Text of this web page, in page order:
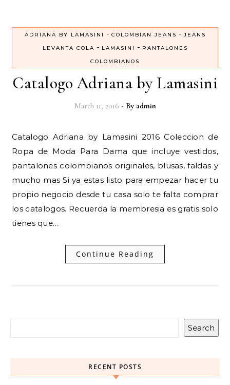
ADRIANA BY LAMASINI - COLOMBIAN JEANS - JEANS
LEVANTA COLA - LAMASINI - PANTALONES
COLOMBIANOS
Catalogo Adriana by Lamasini
March 11, 2016 - By admin
Catalogo Adriana by Lamasini 2016 Coleccion de
Ropa de Moda Para Dama que incluye vestidos,
pantalones colombianos originales, blusas, faldas y
mucho mas Si ya estas listo para empezar hacer tu
propio negocio desde tu casa solo te falta comprar
los catalogos. Recuerda la membresia es gratis solo
tienes que…
Continue Reading
Search
RECENT POSTS